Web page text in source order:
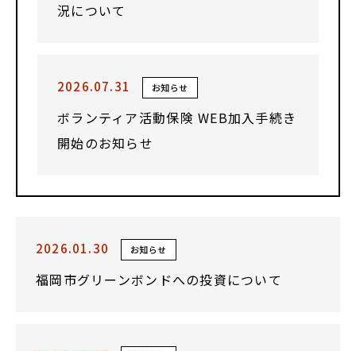
況について
2026.07.31 お知らせ
ボランティア活動保険 WEB加入手続き
開始のお知らせ
2026.01.30 お知らせ
福岡市グリーンボンドへの投資について